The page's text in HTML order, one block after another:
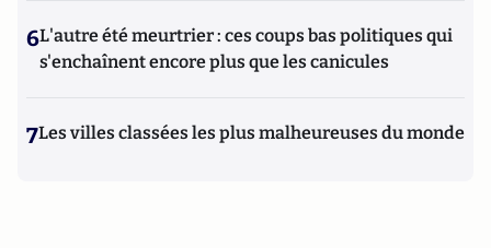
6L'autre été meurtrier : ces coups bas politiques qui
s'enchaînent encore plus que les canicules
7Les villes classées les plus malheureuses du monde